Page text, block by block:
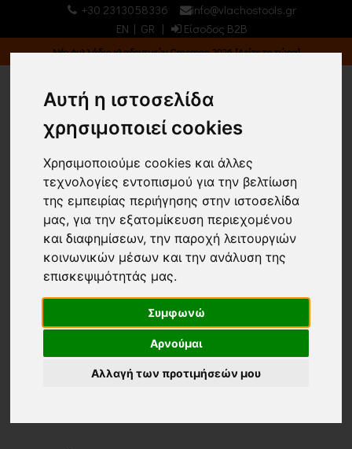
Αυτή η ιστοσελίδα
χρησιμοποιεί cookies
Χρησιμοποιούμε cookies και άλλες
τεχνολογίες εντοπισμού για την βελτίωση
της εμπειρίας περιήγησης στην ιστοσελίδα
μας, για την εξατομίκευση περιεχομένου
και διαφημίσεων, την παροχή λειτουργιών
κοινωνικών μέσων και την ανάλυση της
επισκεψιμότητάς μας.
Συμφωνώ
Αρνούμαι
Αλλαγή των προτιμήσεών μου
+30 2313058336
info@vlachostools.gr
EN | GR | Είσοδος B2B
Νέο φυλλάδιο κλαδευτικών Cresman 2026 [Δείτε το τώρα]
0
/ /
Κεντρική σελίδα (0)
Εμφάνιση
24 ΠΡΟΙΟΝΤΑ